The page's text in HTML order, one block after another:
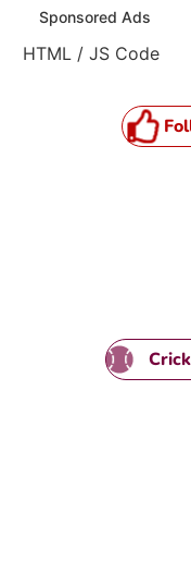
Code
Sponsored Ads
HTML / JS Code